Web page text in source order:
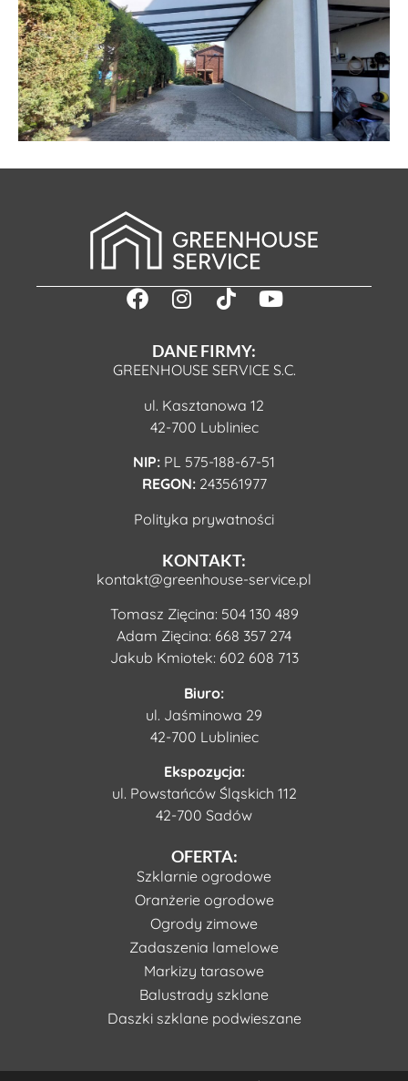
DANE FIRMY:
GREENHOUSE SERVICE S.C.
ul. Kasztanowa 12
42-700 Lubliniec
NIP: PL 575-188-67-51
REGON:243561977
Polityka prywatności
KONTAKT:
kontakt@greenhouse-service.pl
Tomasz Zięcina: 504 130 489
Adam Zięcina: 668 357 274
Jakub Kmiotek: 602 608 713
Biuro:
ul. Jaśminowa 29
42-700 Lubliniec
Ekspozycja:
ul. Powstańców Śląskich 112
42-700 Sadów
OFERTA:
Szklarnie ogrodowe
Oranżerie ogrodowe
Ogrody zimowe
Zadaszenia lamelowe
Markizy tarasowe
Balustrady szklane
Daszki szklane podwieszane